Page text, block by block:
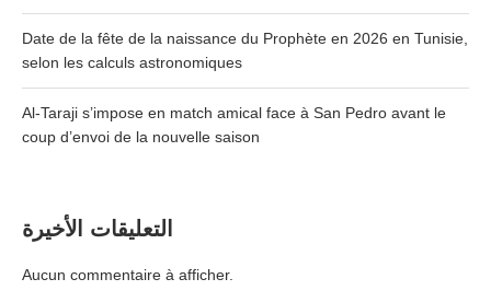
Date de la fête de la naissance du Prophète en 2026 en Tunisie,
selon les calculs astronomiques
Al-Taraji s’impose en match amical face à San Pedro avant le
coup d’envoi de la nouvelle saison
التعليقات الأخيرة
Aucun commentaire à afficher.